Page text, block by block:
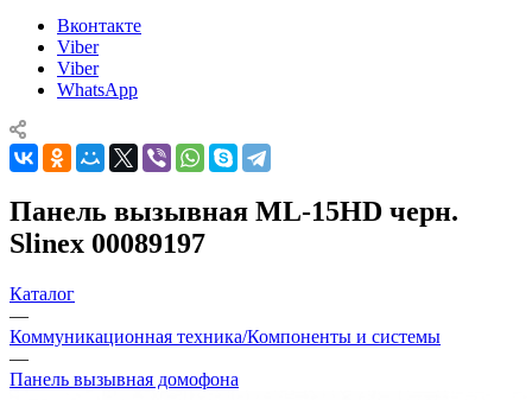
Вконтакте
Viber
Viber
WhatsApp
Панель вызывная ML-15HD черн.
Slinex 00089197
Каталог
—
Коммуникационная техника/Компоненты и системы
—
Панель вызывная домофона